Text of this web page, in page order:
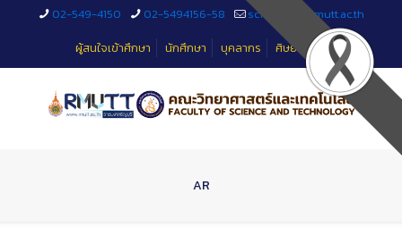
02-549-4150 02-5494156-58
sciteched@rmutt.ac.th
ผู้สนใจเข้าศึกษา
นักศึกษา บุคลากร ศิษย์เก่า
AR